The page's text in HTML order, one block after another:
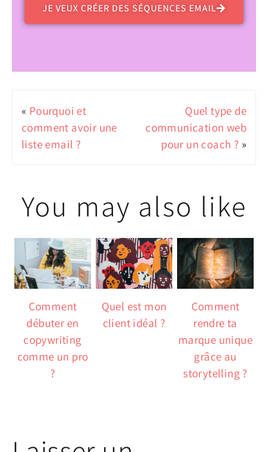
JE VEUX CRÉER DES SÉQUENCES EMAIL
« Pourquoi et
comment avoir une
liste email ?
Quel type de
communication web
pour un coach ? »
You may also like
Comment
débuter en
copywriting
comme un pro
?
Quel est mon
client idéal ?
Comment
rendre ta
marque unique
grâce au
storytelling ?